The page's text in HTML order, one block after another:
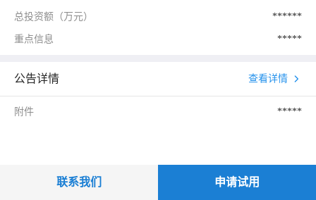
总投资额（万元） ******
重点信息 *****
公告详情 查看详情
附件 *****
联系我们 申请试用